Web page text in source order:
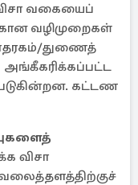
வகையைப்
வழிமுறைகள்
துணைத்
கட்டண
விசா